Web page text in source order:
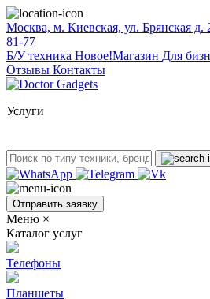
Москва, м. Киевская, ул. Брянская д.
81-77
Б/У техникa Новое!Магазин Для
Отзывы Контакты
Услуги
Отправить заявку
Меню ×
Каталог услуг
Телефоны
Планшеты